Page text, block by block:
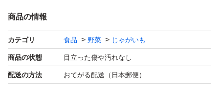
商品の情報
カテゴリ 食品 野菜 じゃがいも
商品の状態 目立った傷や汚れなし
配送の方法 おてがる配送（日本郵便）